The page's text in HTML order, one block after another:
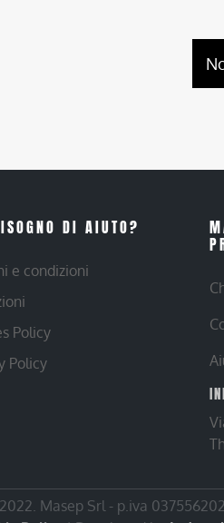
DI AIUTO?
e condizioni
Policy
Policy
Masep Srl - p.iva